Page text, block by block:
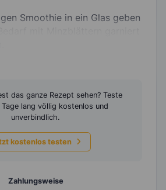
Smoothie in ein Glas geben
das ganze Rezept sehen? Teste
Tage lang völlig kostenlos und
unverbindlich.
kostenlos testen
Zahlungsweise